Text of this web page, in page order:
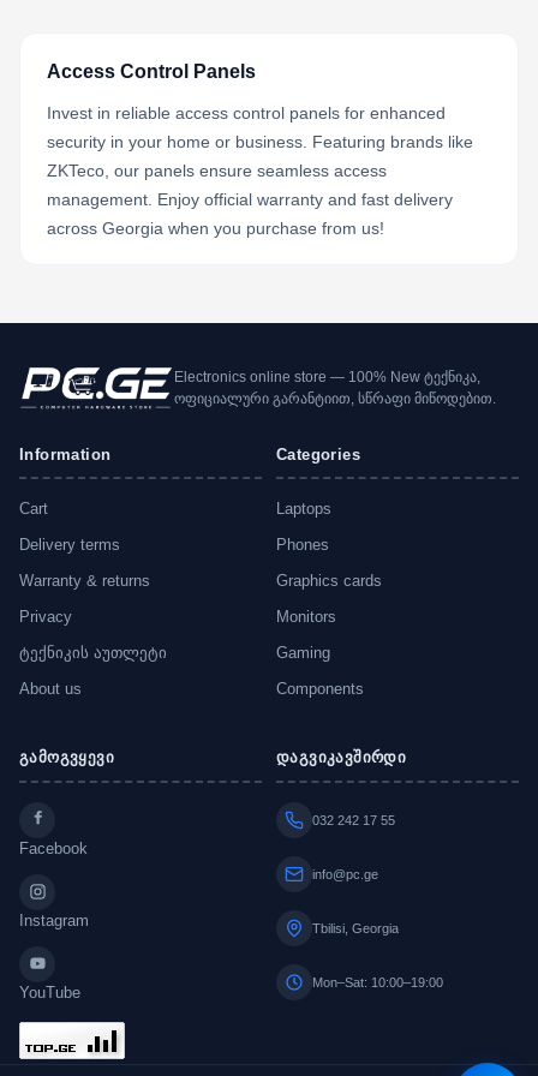
Access Control Panels
Invest in reliable access control panels for enhanced
security in your home or business. Featuring brands like
ZKTeco, our panels ensure seamless access
management. Enjoy official warranty and fast delivery
across Georgia when you purchase from us!
Electronics online store — 100% New ტექნიკა,
ოფიციალური გარანტიით, სწრაფი მიწოდებით.
Information
Cart
Delivery terms
Warranty & returns
Privacy
ტექნიკის აუთლეტი
About us
Categories
Laptops
Phones
Graphics cards
Monitors
Gaming
Components
გამოგვყევი
Facebook
Instagram
YouTube
დაგვიკავშირდი
032 242 17 55
info@pc.ge
Tbilisi, Georgia
Mon–Sat: 10:00–19:00